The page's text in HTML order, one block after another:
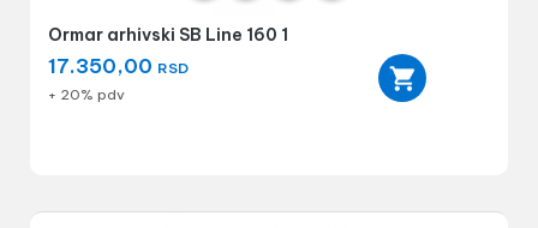
Ormar arhivski SB Line 160 1
17.350,00 RSD
+ 20% pdv